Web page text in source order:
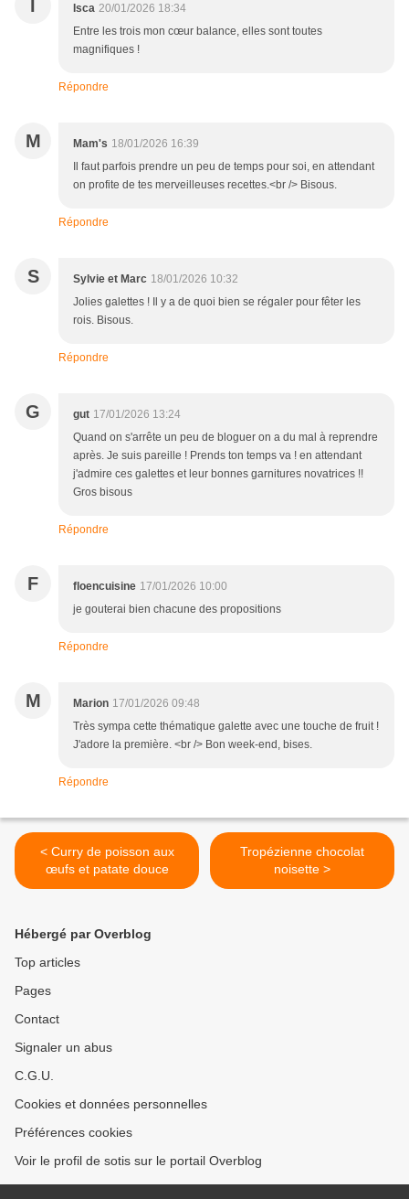
I Isca 20/01/2026 18:34
Entre les trois mon cœur balance, elles sont toutes
magnifiques !
Répondre
M Mam's 18/01/2026 16:39
Il faut parfois prendre un peu de temps pour soi, en attendant
on profite de tes merveilleuses recettes.<br /> Bisous.
Répondre
S Sylvie et Marc 18/01/2026 10:32
Jolies galettes ! Il y a de quoi bien se régaler pour fêter les
rois. Bisous.
Répondre
G gut 17/01/2026 13:24
Quand on s'arrête un peu de bloguer on a du mal à reprendre
après. Je suis pareille ! Prends ton temps va ! en attendant
j'admire ces galettes et leur bonnes garnitures novatrices !!
Gros bisous
Répondre
F floencuisine 17/01/2026 10:00
je gouterai bien chacune des propositions
Répondre
M Marion 17/01/2026 09:48
Très sympa cette thématique galette avec une touche de fruit !
J'adore la première. <br /> Bon week-end, bises.
Répondre
< Curry de poisson aux
œufs et patate douce
Tropézienne chocolat
noisette >
Hébergé par Overblog
Top articles
Pages
Contact
Signaler un abus
C.G.U.
Cookies et données personnelles
Préférences cookies
Voir le profil de sotis sur le portail Overblog